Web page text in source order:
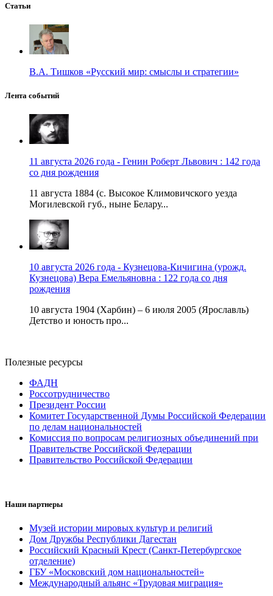
Статьи
В.А. Тишков «Русский мир: смыслы и стратегии»
Лента событий
11 августа 2026 года - Генин Роберт Львович : 142 года
со дня рождения
11 августа 1884 (с. Высокое Климовичского уезда
Могилевской губ., ныне Белару...
10 августа 2026 года - Кузнецова-Кичигина (урожд.
Кузнецова) Вера Емельяновна : 122 года со дня
рождения
10 августа 1904 (Харбин) – 6 июля 2005 (Ярославль)
Детство и юность про...
Полезные ресурсы
ФАДН
Россотрудничество
Президент России
Комитет Государственной Думы Российской Федерации
по делам национальностей
Комиссия по вопросам религиозных объединений при
Правительстве Российской Федерации
Правительство Российской Федерации
Наши партнеры
Музей истории мировых культур и религий
Дом Дружбы Республики Дагестан
Российский Красный Крест (Санкт-Петербургское
отделение)
ГБУ «Московский дом национальностей»
Международный альянс «Трудовая миграция»